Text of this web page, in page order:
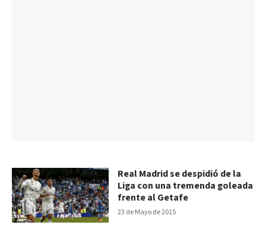
23 de Mayo de 2015
Real Madrid se despidió de la
Liga con una tremenda goleada
frente al Getafe